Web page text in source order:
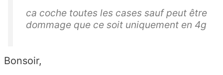
ca coche toutes les cases sauf peut être
dommage que ce soit uniquement en 4g
Bonsoir,